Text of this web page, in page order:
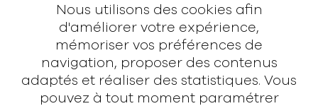
Nous utilisons des cookies afin
d'améliorer votre expérience,
mémoriser vos préférences de
navigation, proposer des contenus
adaptés et réaliser des statistiques. Vous
pouvez à tout moment paramétrer
Contact
hello@rodmusic.fr
SubmitHub
Groover